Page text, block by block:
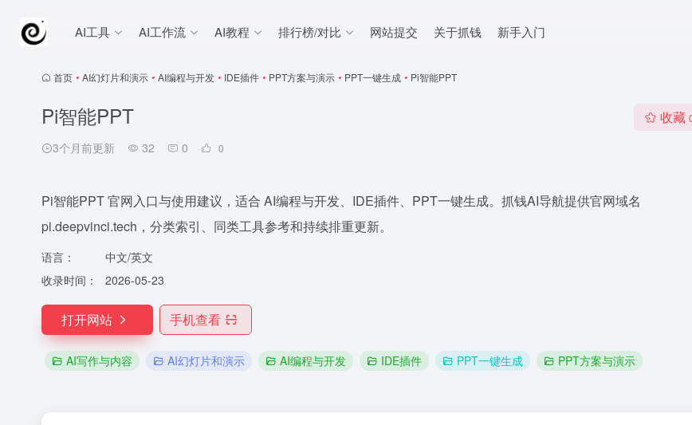
AI工具 AI工作流 AI教程 排行榜/对比 网站提交 关于抓钱 新手入门
首页 • AI幻灯片和演示 • AI编程与开发 • IDE插件 • PPT方案与演示 • PPT一键生成 • Pi智能PPT
Pi智能PPT
3个月前更新 32 0 0
收藏
Pi智能PPT 官网入口与使用建议，适合 AI编程与开发、IDE插件、PPT一键生成。抓钱AI导航提供官网域名
pi.deepvinci.tech，分类索引、同类工具参考和持续排重更新。
语言：
中文/英文
收录时间：
2026-05-23
打开网站 手机查看
AI写作与内容 AI幻灯片和演示 AI编程与开发 IDE插件 PPT一键生成 PPT方案与演示